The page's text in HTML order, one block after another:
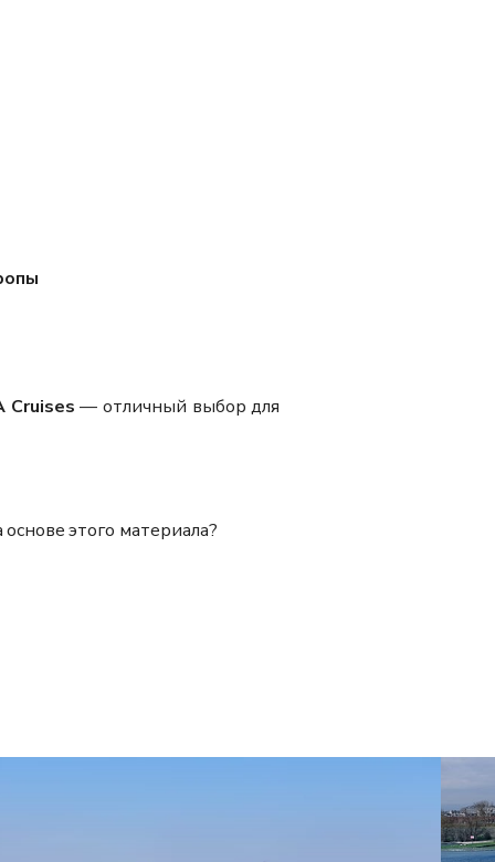
Cruises — отличный выбор для
этого материала?